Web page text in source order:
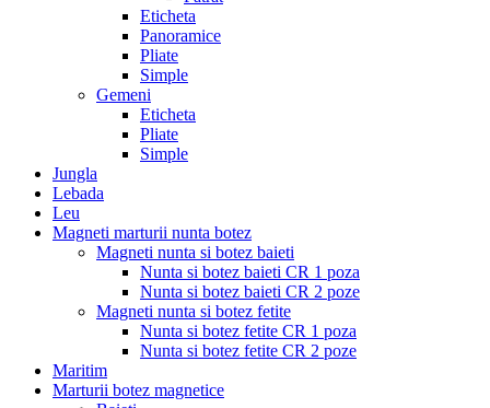
Eticheta
Panoramice
Pliate
Simple
Gemeni
Eticheta
Pliate
Simple
Jungla
Lebada
Leu
Magneti marturii nunta botez
Magneti nunta si botez baieti
Nunta si botez baieti CR 1 poza
Nunta si botez baieti CR 2 poze
Magneti nunta si botez fetite
Nunta si botez fetite CR 1 poza
Nunta si botez fetite CR 2 poze
Maritim
Marturii botez magnetice